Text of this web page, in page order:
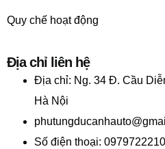
Quy chế hoạt động
Địa chỉ liên hệ
Địa chỉ: Ng. 34 Đ. Cầu
Hà Nội
Số điện thoại: 0979722210